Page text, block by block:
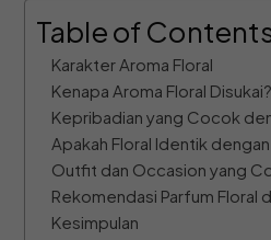
Table of
Karakter Aroma Floral
Kenapa Aroma Floral Disukai?
Kepribadian yang Cocok
Apakah Floral Identik
Outfit dan Occasion yang
Rekomendasi Parfum Floral
Kesimpulan